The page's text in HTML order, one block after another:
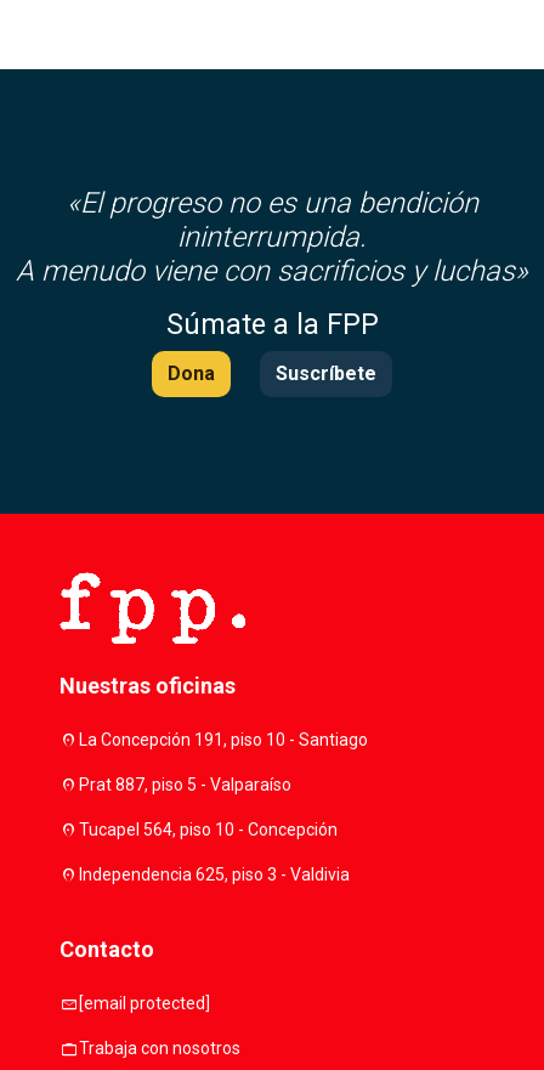
«El progreso no es una bendición
ininterrumpida.
A menudo viene con sacrificios y luchas»
Súmate a la FPP
Dona Suscríbete
Nuestras oficinas
location_onLa Concepción 191, piso 10 - Santiago
location_onPrat 887, piso 5 - Valparaíso
location_onTucapel 564, piso 10 - Concepción
location_onIndependencia 625, piso 3 - Valdivia
Contacto
mail [email protected]
workTrabaja con nosotros